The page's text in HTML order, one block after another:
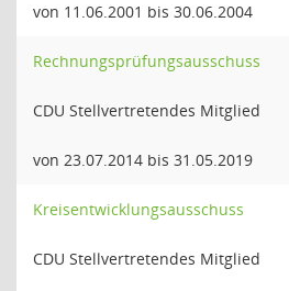
von 11.06.2001 bis 30.06.2004
Rechnungsprüfungsausschuss
CDU Stellvertretendes Mitglied
von 23.07.2014 bis 31.05.2019
Kreisentwicklungsausschuss
CDU Stellvertretendes Mitglied